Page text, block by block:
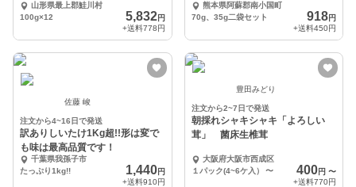
山形県最上郡鮭川村
100g×12
5,832円
+送料778円
熊本県阿蘇郡南小国町
70g、35g二袋セット
918円
+送料450円
佐藤 峻
注文から4~16日で発送
訳ありしいたけ1Kg超!!形は変で
も味は最高品質です！
千葉県我孫子市
たっぷり1kg!!
1,440円
+送料910円
豊田みどり
注文から2~7日で発送
朝採れシャキシャキ「よろしい
茸」 菌床生椎茸
大阪府大阪市西成区
１パック(4~6ケ入）
〜 400円 〜
+送料770円